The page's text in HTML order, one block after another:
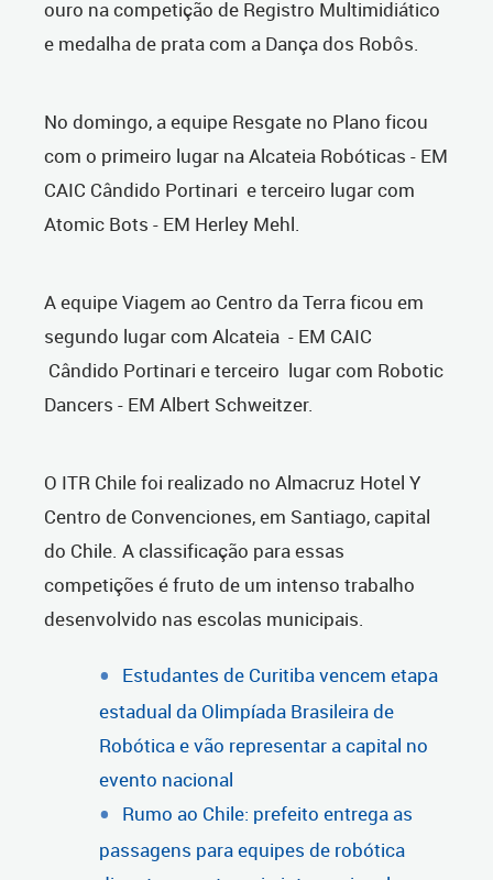
ouro na competição de Registro Multimidiático
e medalha de prata com a Dança dos Robôs.
No domingo, a equipe Resgate no Plano ficou
com o primeiro lugar na Alcateia Robóticas - EM
CAIC Cândido Portinari e terceiro lugar com
Atomic Bots - EM Herley Mehl.
A equipe Viagem ao Centro da Terra ficou em
segundo lugar com Alcateia - EM CAIC
Cândido Portinari e terceiro lugar com Robotic
Dancers - EM Albert Schweitzer.
O ITR Chile foi realizado no Almacruz Hotel Y
Centro de Convenciones, em Santiago, capital
do Chile. A classificação para essas
competições é fruto de um intenso trabalho
desenvolvido nas escolas municipais.
Estudantes de Curitiba vencem etapa
estadual da Olimpíada Brasileira de
Robótica e vão representar a capital no
evento nacional
Rumo ao Chile: prefeito entrega as
passagens para equipes de robótica